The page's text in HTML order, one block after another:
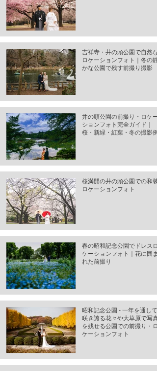
吉祥寺・井の頭公園で自然な
ロケーションフォト｜冬の静
かな公園で残す前撮り撮影
井の頭公園の前撮り・ロケー
ションフォト完全ガイド｜
桜・新緑・紅葉・冬の撮影例
桜満開の井の頭公園での和装
ロケーションフォト
春の昭和記念公園でドレスロ
ケーションフォト｜花に囲ま
れた前撮り
昭和記念公園 - 一年を通して
咲き誇る花々や大草原で写真
を残せる公園での前撮り・ロ
ケーションフォト